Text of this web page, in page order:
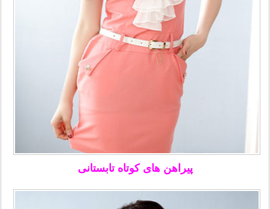
پیراهن های کوتاه تابستانی